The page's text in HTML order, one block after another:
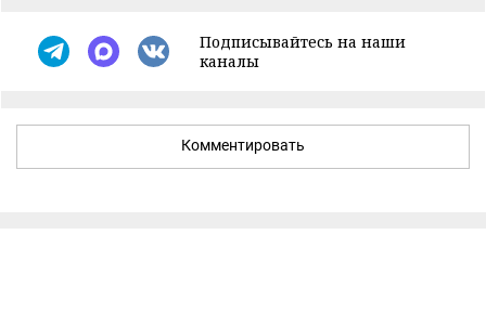
Подписывайтесь на наши
каналы
Комментировать